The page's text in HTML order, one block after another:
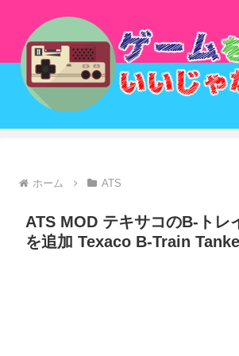
ホーム ATS
ATS MOD テキサコのB-トレ
を追加 Texaco B-Train